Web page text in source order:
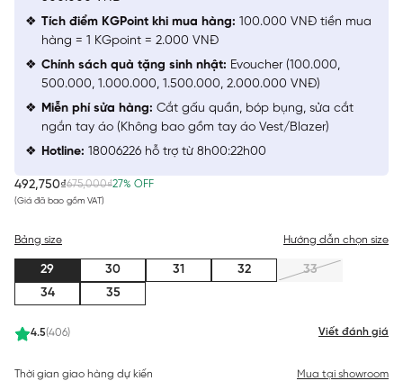
492,750₫675,000₫27% OFF
(Giá đã bao gồm VAT)
4.5(406) Viết đánh giá
Bảng size Hướng dẫn chọn size
29 30 31 32
33
34
35
Thời gian giao hàng dự kiến
Mua tại showroom
Tích điểm KGPoint khi mua hàng: 100.000 VNĐ tiền mua
hàng = 1 KGpoint = 2.000 VNĐ
Chính sách quà tặng sinh nhật: Evoucher (100.000,
500.000, 1.000.000, 1.500.000, 2.000.000 VNĐ)
Miễn phí sửa hàng: Cắt gấu quần, bóp bụng, sửa cắt
ngắn tay áo (Không bao gồm tay áo Vest/Blazer)
Hotline: 18006226 hỗ trợ từ 8h00:22h00